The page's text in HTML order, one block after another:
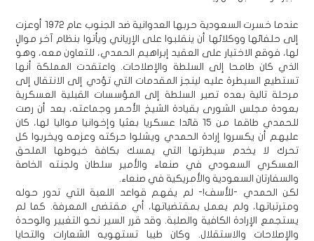
عندما خسرت السعودية حربها العدوانية ضد الجنوب عام 1972 أوعزت
إلى حلفائها ووكلائها أن ينقلبوا على الإرياني ويأتوا بنظام آخر موالٍ
لها، فوقع الاختيار على العقيد إبراهيم الحمدي، للتعاون معه، وهو
الذي كان طامحا إلى السلطة والإصلاحات. واعتقدت المملكة أنها
تستطيع السيطرة عليه لينجز المقدمات التي تؤدي إلى الانتقال إلى
مرحلة تالية بعده تصير السلطة إلى المؤسسات القبلية العسكرية
بعودة مجلس الشورى بقيادة الشيخ الأحمر وجماعته، بعد أن رصت
للحمدي طاقما من 15 قائدا عسكريا بعثيا وإخوانيا مواليا لها، كان
عليهم أن يكسروا إرادة الحمدي ويشلوا حركته وعزمه ويخربوا كل
تحرك لا يخدم سيطرتها التي يمسك بكافة خيوطها الملحق
العسكري السعودي في صنعاء والأمير سلطان ولجنته الخاصة
والسفارتان السعودية والأمريكية في صنعاء.
لكن الحمدي -للأسف!- لم يفهم قواعد اللعبة التي تدور حوله
ومترتباتها، ولم يعمل بمقتضياتها، أي مقتضى المعرفة. كما لم
يستجمع الإرادة الكافية والصلبة. وقد قرر السير نحو التغيير والوحدة
والإصلاحات والاستقلال. وكان طيبا تستهويه الشعارات والتحايا